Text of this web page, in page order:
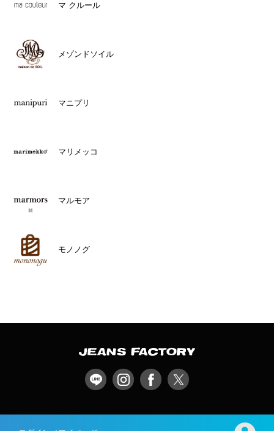
マ クルール
メゾンドソイル
マニプリ
マリメッコ
マルモア
モノノグ